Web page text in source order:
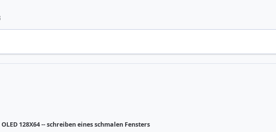
OLED 128X64 -- schreiben eines schmalen Fensters